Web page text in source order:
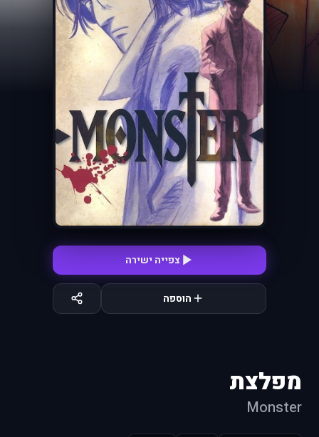
צפייה ישירה
הוספה
מפלצת
Monster